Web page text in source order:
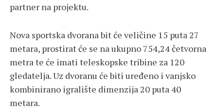
partner na projektu.
Nova sportska dvorana bit će veličine 15 puta 27
metara, prostirat će se na ukupno 754,24 četvorna
metra te će imati teleskopske tribine za 120
gledatelja. Uz dvoranu će biti uređeno i vanjsko
kombinirano igralište dimenzija 20 puta 40
metara.